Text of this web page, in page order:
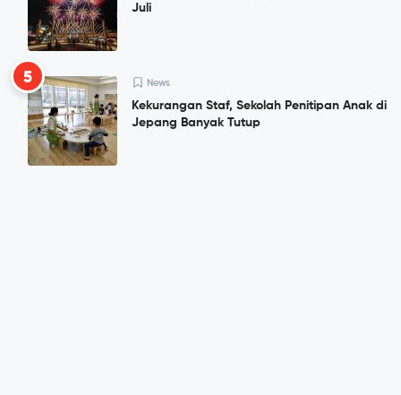
Juli
5 News
Kekurangan Staf, Sekolah Penitipan Anak di
Jepang Banyak Tutup